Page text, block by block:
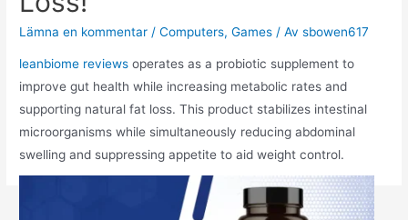
Lämna en kommentar /Computers, Games / Av sbowen617
leanbiome reviews operates as a probiotic supplement to
improve gut health while increasing metabolic rates and
supporting natural fat loss. This product stabilizes intestinal
microorganisms while simultaneously reducing abdominal
swelling and suppressing appetite to aid weight control.